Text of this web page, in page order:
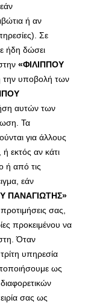
ή αν
Σε
ήδη δώσει
«ΦΙΛΙΠΠΟΥ
την υποβολή των
αυτών των
Τα
για άλλους
εκτός αν κάτι
ή από τις
εάν
ΠΑΝΑΓΙΩΤΗΣ»
σας,
προκειμένου να
Όταν
υπηρεσία
ως
σας ως